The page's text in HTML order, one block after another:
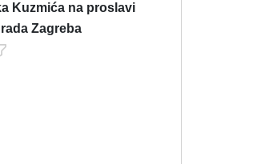
Kuzmića na proslavi
Zagreba